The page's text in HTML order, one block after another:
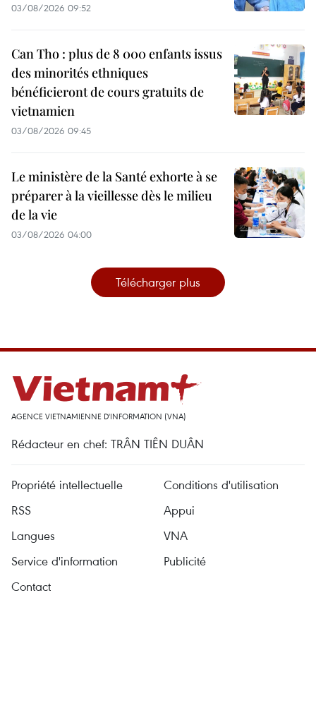
03/08/2026 09:52
Can Tho : plus de 8 000 enfants issus
des minorités ethniques
bénéficieront de cours gratuits de
vietnamien
03/08/2026 09:45
Le ministère de la Santé exhorte à se
préparer à la vieillesse dès le milieu
de la vie
03/08/2026 04:00
Télécharger plus
AGENCE VIETNAMIENNE D'INFORMATION (VNA)
Rédacteur en chef: TRÂN TIÊN DUÂN
Propriété intellectuelle
Conditions d'utilisation
RSS
Appui
Langues
VNA
Service d'information
Publicité
Contact